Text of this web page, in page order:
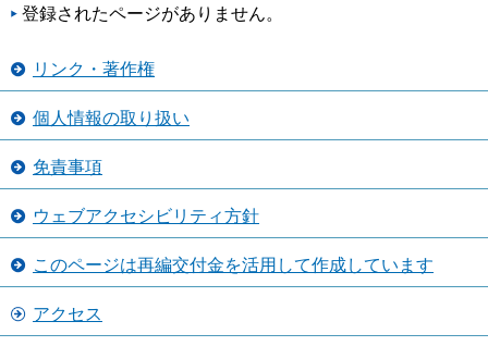
登録されたページがありません。
リンク・著作権
個人情報の取り扱い
免責事項
ウェブアクセシビリティ方針
このページは再編交付金を活用して作成しています
アクセス